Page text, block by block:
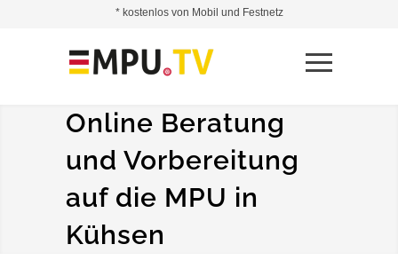
Online Beratung
und Vorbereitung
auf die MPU in
Kühsen
* kostenlos von Mobil und Festnetz